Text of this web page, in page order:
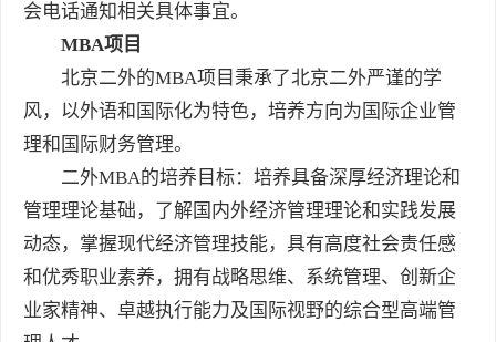
会电话通知相关具体事宜。
MBA项目
北京二外的MBA项目秉承了北京二外严谨的学
风，以外语和国际化为特色，培养方向为国际企业管
理和国际财务管理。
二外MBA的培养目标：培养具备深厚经济理论和
管理理论基础，了解国内外经济管理理论和实践发展
动态，掌握现代经济管理技能，具有高度社会责任感
和优秀职业素养，拥有战略思维、系统管理、创新企
业家精神、卓越执行能力及国际视野的综合型高端管